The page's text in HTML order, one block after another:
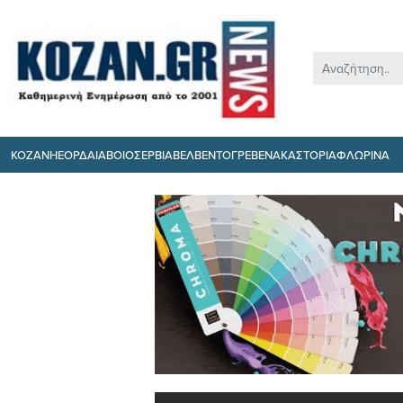
ΚΟΖΑΝΗΕΟΡΔΑΙΑΒΟΙΟΣΕΡΒΙΑΒΕΛΒΕΝΤΟΓΡΕΒΕΝΑΚΑΣΤΟΡΙΑΦΛΩΡΙΝΑ